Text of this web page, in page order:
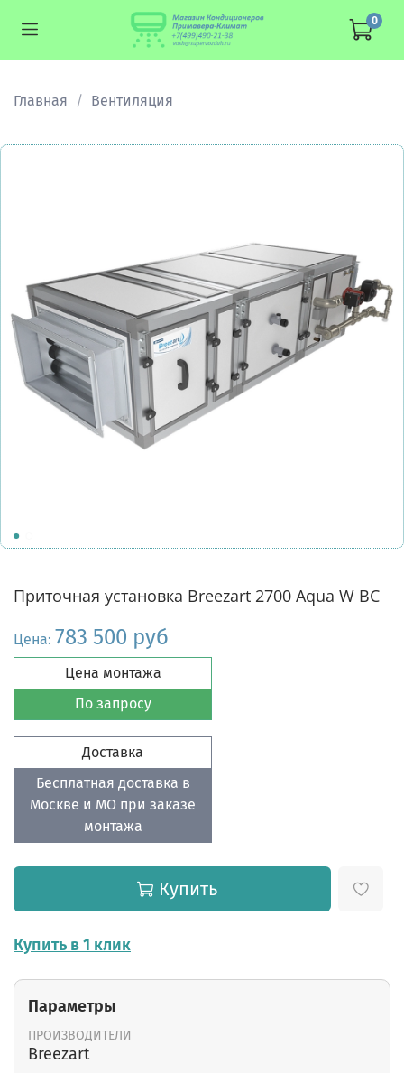
0
Главная Вентиляция
Приточная установка Breezart 2700 Aqua W BC
Цена: 783 500 руб
Цена монтажа
По запросу
Доставка
Бесплатная доставка в
Москве и МО при заказе
монтажа
Купить
Купить в 1 клик
Параметры
ПРОИЗВОДИТЕЛИ
Breezart